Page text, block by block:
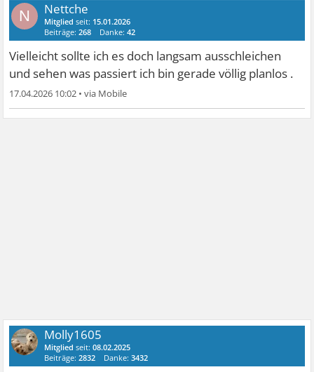
N Nettche
Mitglied seit: 15.01.2026
Beiträge:268 Danke:42
Vielleicht sollte ich es doch langsam ausschleichen
und sehen was passiert ich bin gerade völlig planlos .
17.04.2026 10:02 •
Molly1605
Mitglied seit:08.02.2025
Beiträge:2832 Danke:3432